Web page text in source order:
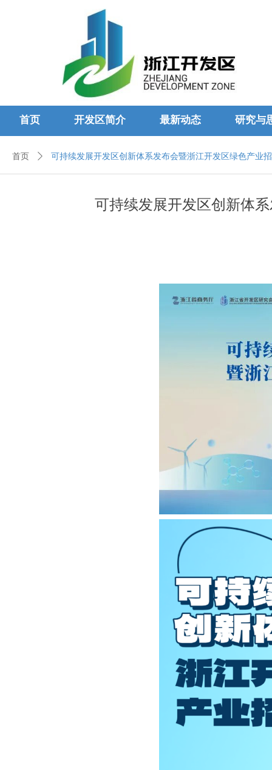
首页 开发区简介 最新动态 研究与
可持续发展开发区创新体
首页 ꄲ 可持续发展开发区创新体系发布会暨浙江开发区绿色产业